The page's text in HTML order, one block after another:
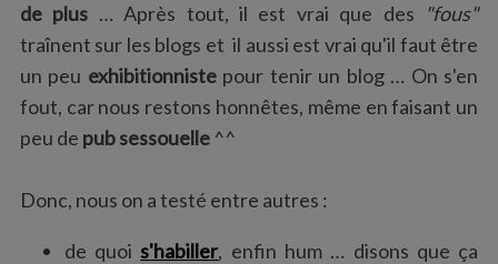
de plus … Après tout, il est vrai que des
"fous"
traînent sur les blogs et il aussi est vrai qu'il faut être
un peu exhibitionnistepour tenir un blog … On s'en
fout, car nous restons honnêtes, même en faisant un
peu de pub sessouelle^^
Donc, nous on a testé entre autres :
de quoi s'habiller, enfin hum … disons que ça